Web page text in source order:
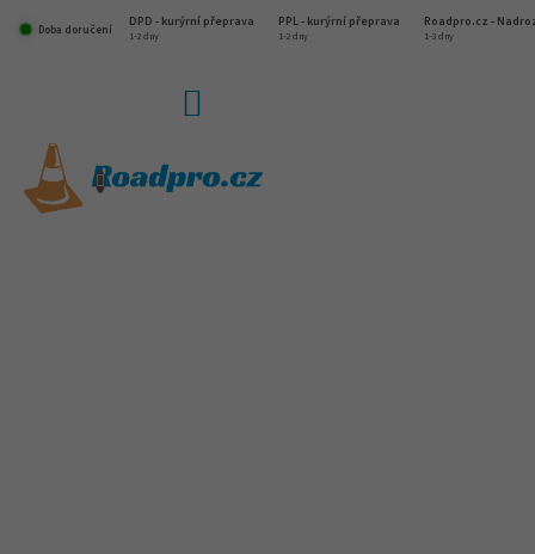
Doba doručení
DPD - kurýrní přeprava PPL - kurýrní přeprava Roadpro.cz -
1-2 dny 1-2 dny 1-3 dny